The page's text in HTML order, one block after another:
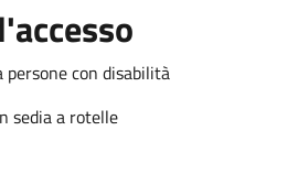
persone con disabilità
sedia a rotelle